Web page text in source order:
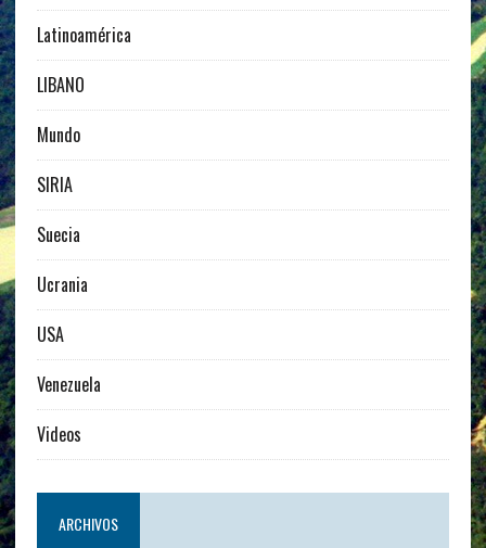
Latinoamérica
LIBANO
Mundo
SIRIA
Suecia
Ucrania
USA
Venezuela
Videos
ARCHIVOS